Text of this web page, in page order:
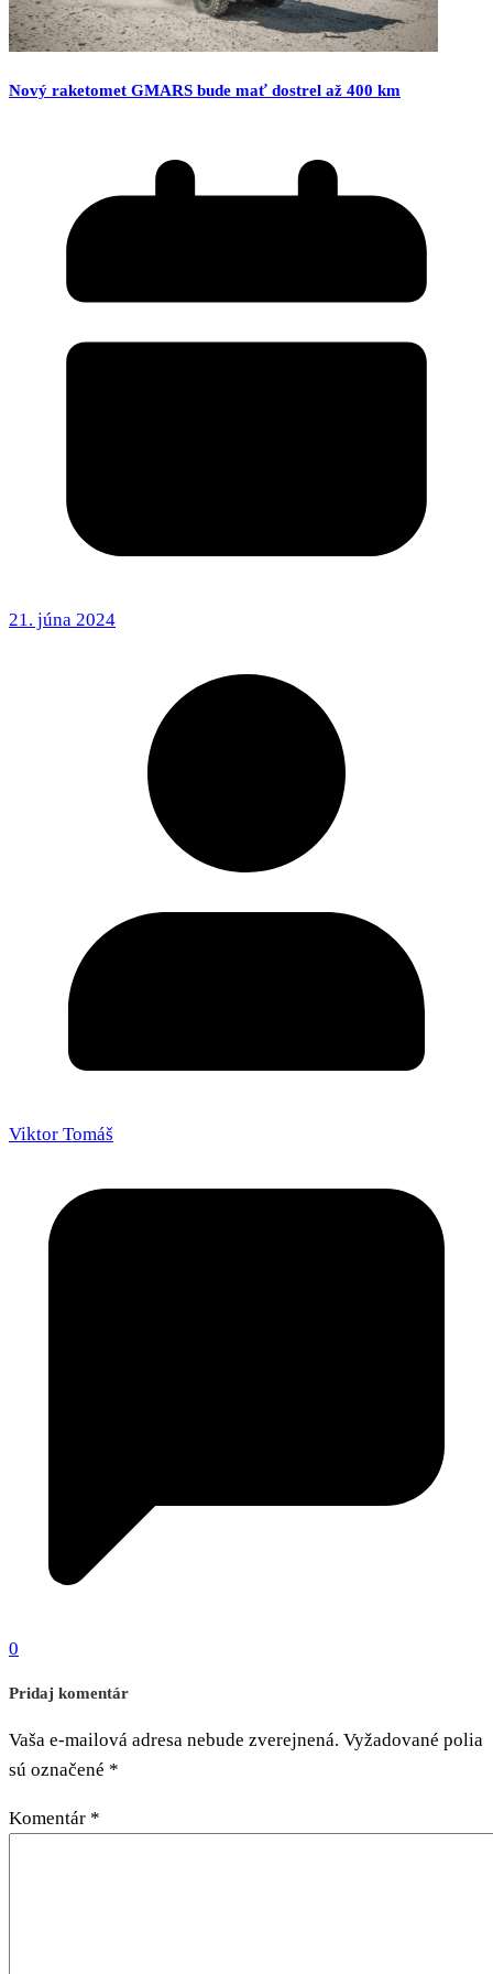
Nový raketomet GMARS bude mať dostrel až 400 km
21. júna 2024
Viktor Tomáš
0
Pridaj komentár
Vaša e-mailová adresa nebude zverejnená. Vyžadované polia
sú označené *
Komentár *